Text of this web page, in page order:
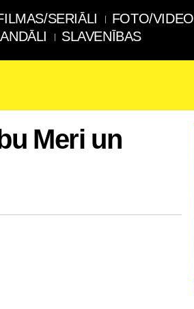
SERIĀLI FOTO/VIDEO
SLAVENĪBAS
Meri un